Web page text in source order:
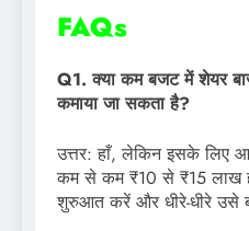
FAQs
Q1. क्या कम बजट में शेयर
कमाया जा सकता है?
उत्तर: हाँ, लेकिन इसके लिए
कम से कम ₹10 से ₹15 लाख
शुरुआत करें और धीरे-धीरे उसे